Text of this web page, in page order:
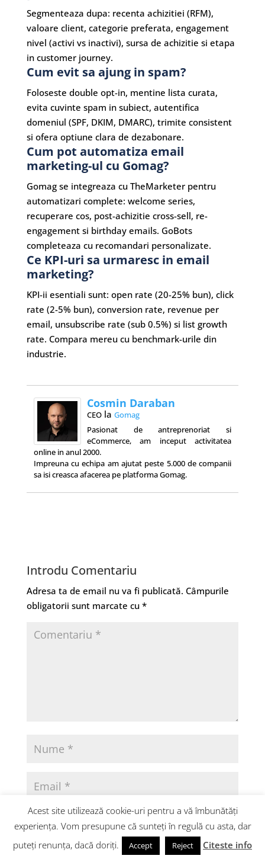
Segmenteaza dupa: recenta achizitiei (RFM),
valoare client, categorie preferata, engagement
nivel (activi vs inactivi), sursa de achizitie si etapa
in customer journey.
Cum evit sa ajung in spam?
Foloseste double opt-in, mentine lista curata,
evita cuvinte spam in subiect, autentifica
domeniul (SPF, DKIM, DMARC), trimite consistent
si ofera optiune clara de dezabonare.
Cum pot automatiza email
marketing-ul cu Gomag?
Gomag se integreaza cu TheMarketer pentru
automatizari complete: welcome series,
recuperare cos, post-achizitie cross-sell, re-
engagement si birthday emails. GoBots
completeaza cu recomandari personalizate.
Ce KPI-uri sa urmaresc in email
marketing?
KPI-ii esentiali sunt: open rate (20-25% bun), click
rate (2-5% bun), conversion rate, revenue per
email, unsubscribe rate (sub 0.5%) si list growth
rate. Compara mereu cu benchmark-urile din
industrie.
Cosmin Daraban
CEOla Gomag
Pasionat de antreprenoriat si
eCommerce, am inceput activitatea
online in anul 2000.
Impreuna cu echipa am ajutat peste 5.000 de companii
sa isi creasca afacerea pe platforma Gomag.
Introdu Comentariu
Adresa ta de email nu va fi publicată. Câmpurile
obligatorii sunt marcate cu *
Acest site utilizează cookie-uri pentru a vă îmbunătăți
experiența. Vom presupune că sunteți în regulă cu asta, dar
puteți renunța, dacă doriți.
Accept Reject Citeste info